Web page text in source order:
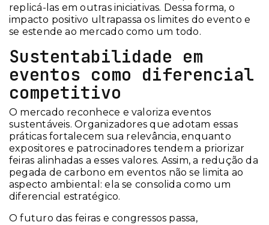
replicá-las em outras iniciativas. Dessa forma, o
impacto positivo ultrapassa os limites do evento e
se estende ao mercado como um todo.
Sustentabilidade em
eventos como diferencial
competitivo
O mercado reconhece e valoriza eventos
sustentáveis. Organizadores que adotam essas
práticas fortalecem sua relevância, enquanto
expositores e patrocinadores tendem a priorizar
feiras alinhadas a esses valores. Assim, a redução da
pegada de carbono em eventos não se limita ao
aspecto ambiental: ela se consolida como um
diferencial estratégico.
O futuro das feiras e congressos passa,